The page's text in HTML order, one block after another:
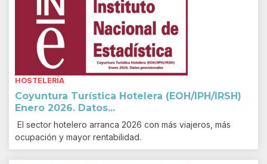
HOSTELERÍA
Coyuntura Turística Hotelera (EOH/IPH/IRSH)
Enero 2026. Datos...
El sector hotelero arranca 2026 con más viajeros, más
ocupación y mayor rentabilidad.